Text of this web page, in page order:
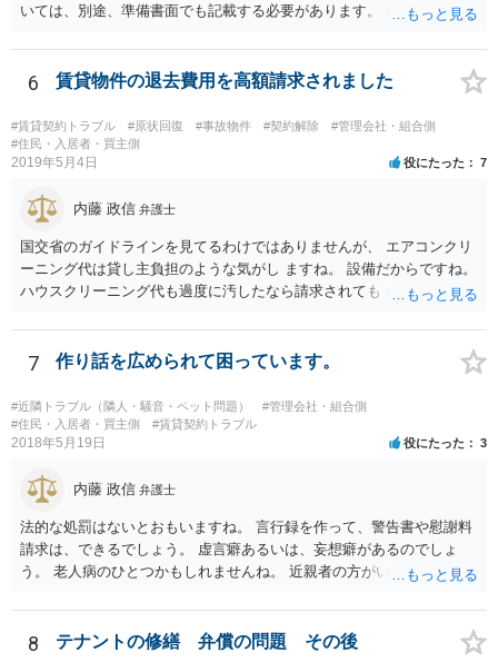
いては、別途、準備書面でも記載する必要があります。 裁判所は弁論
合もありますが、 基本的には、主張書面で主張する必要があるという
ことになります。
6 賃貸物件の退去費用を高額請求されました
#賃貸契約トラブル #原状回復 #事故物件 #契約解除
#管理会社・組合側
#住民・入居者・買主側
2019年5月4日 役にたった 7
内藤 政信 弁護士
国交省のガイドラインを見てるわけではありませんが、 エアコンクリ
ーニング代は貸し主負担のような気がし ますね。 設備だからですね。
ハウスクリーニング代も過度に汚したなら請求されても 仕方ないでし
の借主のための清掃だと思いますね。 ほっといて争ってみたらいいで
しょう。
7 作り話を広められて困っています。
#近隣トラブル（隣人・騒音・ペット問題）
#管理会社・組合側
#住民・入居者・買主側
#賃貸契約トラブル
2018年5月19日 役にたった 3
内藤 政信 弁護士
法的な処罰はないとおもいますね。 言行録を作って、警告書や慰謝料
請求は、できるでしょう。 虚言癖あるいは、妄想癖があるのでしょ
う。 老人病のひとつかもしれませんね。 近親者の方がいれば、話を通
8 テナントの修繕 弁償の問題 その後